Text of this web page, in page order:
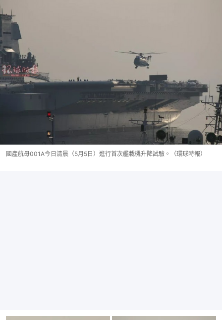
國產航母001A今日清晨（5月5日）進行首次艦載機升降試驗。（環球時報）